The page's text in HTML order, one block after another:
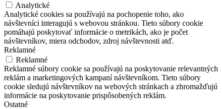
Analytické
Analytické cookies sa používajú na pochopenie toho, ako
návštevníci interagujú s webovou stránkou. Tieto súbory cookie
pomáhajú poskytovať informácie o metrikách, ako je počet
návštevníkov, miera odchodov, zdroj návštevnosti atď.
Reklamné
Reklamné
Reklamné súbory cookie sa používajú na poskytovanie relevantných
reklám a marketingových kampaní návštevníkom. Tieto súbory
cookie sledujú návštevníkov na webových stránkach a zhromažďujú
informácie na poskytovanie prispôsobených reklám.
Ostatné